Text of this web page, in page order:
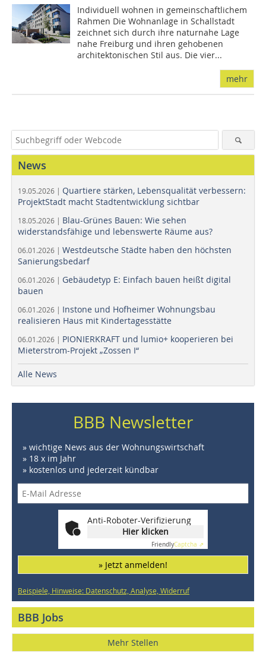
Individuell wohnen in gemeinschaftlichem
Rahmen Die Wohnanlage in Schallstadt
zeichnet sich durch ihre naturnahe Lage
nahe Freiburg und ihren gehobenen
architektonischen Stil aus. Die vier...
mehr
News
19.05.2026 | Quartiere stärken, Lebensqualität verbessern:
ProjektStadt macht Stadtentwicklung sichtbar
18.05.2026 | Blau-Grünes Bauen: Wie sehen
widerstandsfähige und lebenswerte Räume aus?
06.01.2026 | Westdeutsche Städte haben den höchsten
Sanierungsbedarf
06.01.2026 | Gebäudetyp E: Einfach bauen heißt digital
bauen
06.01.2026 | Instone und Hofheimer Wohnungsbau
realisieren Haus mit Kindertagesstätte
06.01.2026 | PIONIERKRAFT und lumio+ kooperieren bei
Mieterstrom-Projekt „Zossen I“
Alle News
BBB Newsletter
» wichtige News aus der Wohnungswirtschaft
» 18 x im Jahr
» kostenlos und jederzeit kündbar
Anti-Roboter-Verifizierung
Hier klicken
FriendlyCaptcha ⇗
» Jetzt anmelden!
Beispiele, Hinweise: Datenschutz, Analyse, Widerruf
BBB Jobs
Mehr Stellen